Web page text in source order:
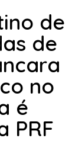
de
de
no
é
PRF